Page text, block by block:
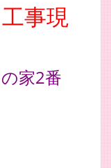
現
家2番